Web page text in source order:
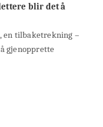
blir det å
en tilbaketrekning –
gjenopprette